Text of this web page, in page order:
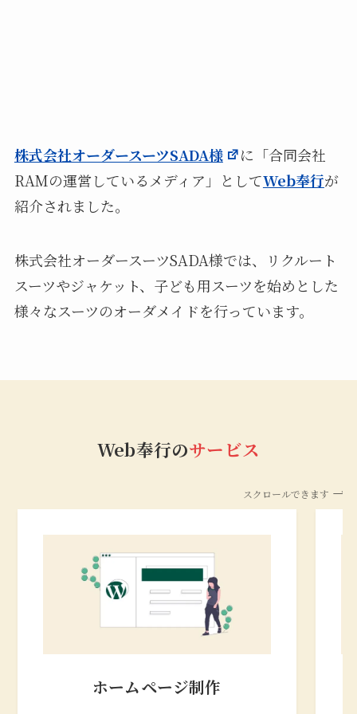
株式会社オーダースーツSADA様
に「合同会社
RAMの運営しているメディア」としてWeb奉行が
紹介されました。
株式会社オーダースーツSADA様では、リクルート
スーツやジャケット、子ども用スーツを始めとした
様々なスーツのオーダメイドを行っています。
Web奉行のサービス
スクロールできます
ホームページ制作